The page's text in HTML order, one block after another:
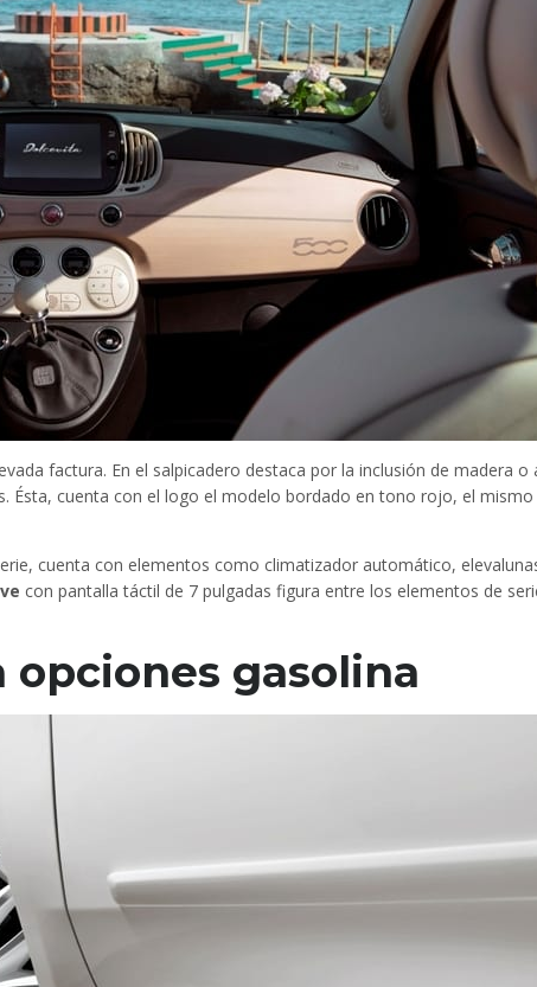
factura. En el salpicadero destaca por la inclusión de madera o
Ésta, cuenta con el logo el modelo bordado en tono rojo, el mismo
cuenta con elementos como climatizador automático,
con pantalla táctil de 7 pulgadas figura entre los elementos de
gasolina